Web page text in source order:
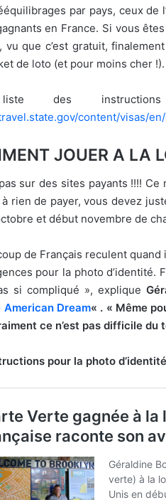
par pays, ceux de
en France. Si vous
vu que c’est gratuit,
de loto (et pour moins cher !).
des
content/visas/
JOUER A LA
pas sur des sites payants !!!!
rien de payer, vous devez
et début novembre de
de Français reculent
pour la photo d’identité.
si compliqué », explique
American Dream« . « Même
ce n’est pas difficile du
pour la photo